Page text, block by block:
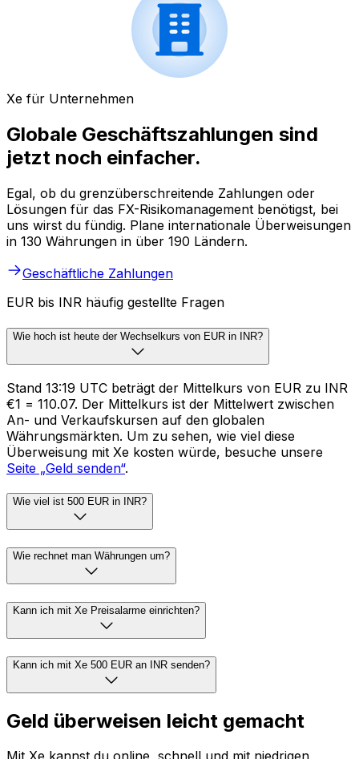
Xe für Unternehmen
Globale Geschäftszahlungen sind
jetzt noch einfacher.
Egal, ob du grenzüberschreitende Zahlungen oder
Lösungen für das FX-Risikomanagement benötigst, bei
uns wirst du fündig. Plane internationale Überweisungen
in 130 Währungen in über 190 Ländern.
Geschäftliche Zahlungen
EUR bis INR häufig gestellte Fragen
Wie hoch ist heute der Wechselkurs von EUR in INR?
Stand 13:19 UTC beträgt der Mittelkurs von EUR zu INR
€1 = ₹110.07. Der Mittelkurs ist der Mittelwert zwischen
An- und Verkaufskursen auf den globalen
Währungsmärkten. Um zu sehen, wie viel diese
Überweisung mit Xe kosten würde, besuche unsere
Seite „Geld senden“.
Wie viel ist 500 EUR in INR?
Wie rechnet man Währungen um?
Kann ich mit Xe Preisalarme einrichten?
Kann ich mit Xe 500 EUR an INR senden?
Geld überweisen leicht gemacht